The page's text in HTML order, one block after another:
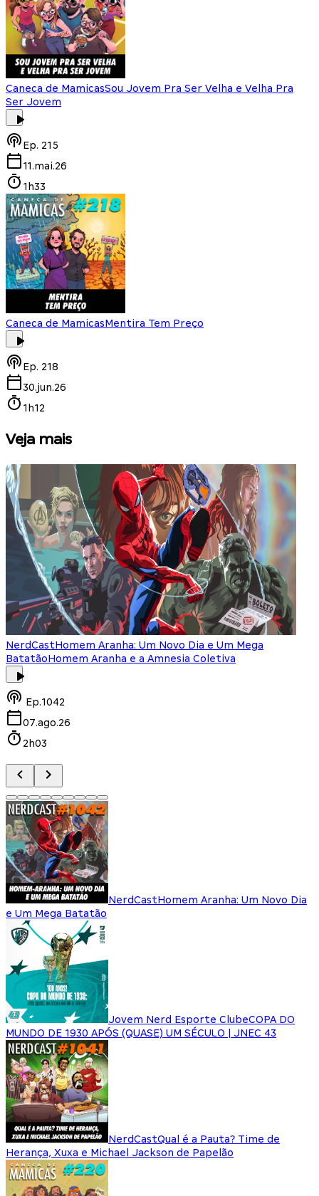
Caneca de MamicasSou Jovem Pra Ser Velha e Velha Pra
Ser Jovem
Ep. 215
11.mai.26
1h33
Caneca de MamicasMentira Tem Preço
Ep. 218
30.jun.26
1h12
Veja mais
NerdCastHomem Aranha: Um Novo Dia e Um Mega
BatatãoHomem Aranha e a Amnesia Coletiva
Ep.1042
07.ago.26
2h03
NerdCastHomem Aranha: Um Novo Dia
e Um Mega Batatão
Jovem Nerd Esporte ClubeCOPA DO
MUNDO DE 1930 APÓS (QUASE) UM SÉCULO | JNEC 43
NerdCastQual é a Pauta? Time de
Herança, Xuxa e Michael Jackson de Papelão